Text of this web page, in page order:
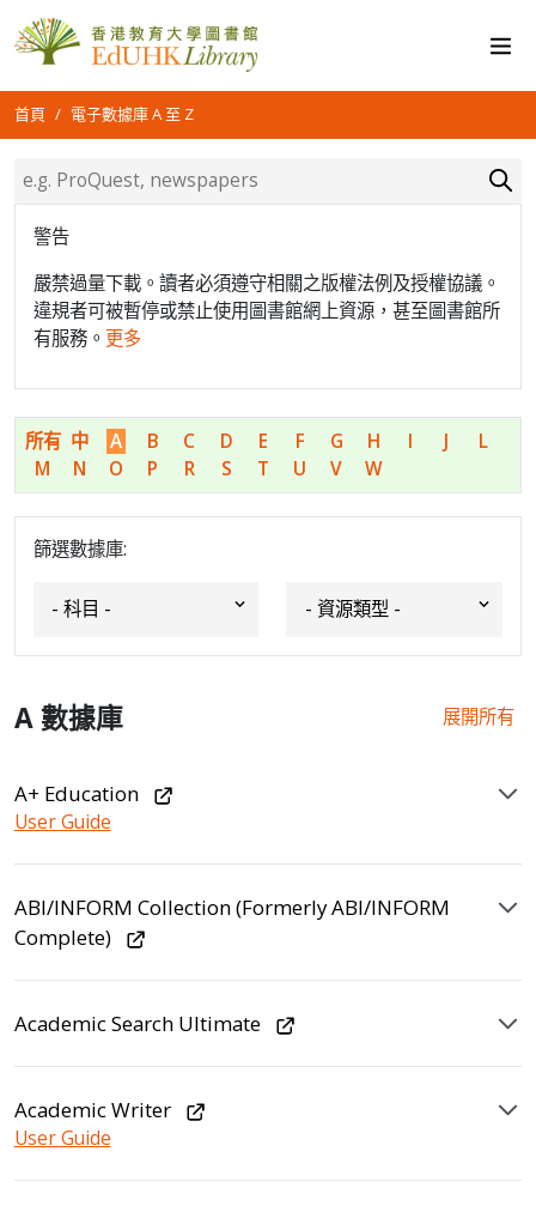
首頁 電子數據庫 A 至 Z
警告
嚴禁過量下載。讀者必須遵守相關之版權法例及授權協議。
違規者可被暫停或禁止使用圖書館網上資源，甚至圖書館所
有服務。 更多
所有 中 A B C D E F G H I J
L
M
N O P R S T U V W
篩選數據庫:
A 數據庫 展開所有
A+ Education
User Guide
ABI/INFORM Collection (Formerly ABI/INFORM
Complete)
Academic Search Ultimate
Academic Writer
User Guide